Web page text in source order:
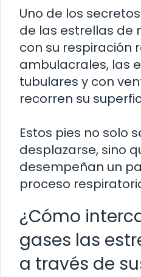
Uno de los
de las estrellas de
con su respiración
ambulacrales, las
tubulares y con
recorren su
Estos pies no solo
desplazarse, sino
desempeñan un
proceso
¿Cómo
gases las
a través de